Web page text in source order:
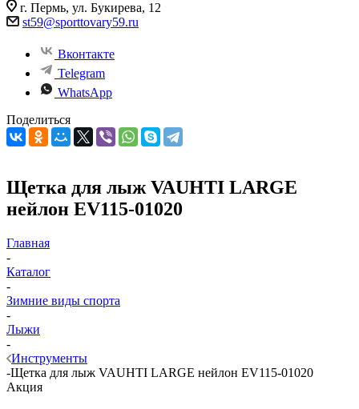
г. Пермь, ул. Букирева, 12
st59@sporttovary59.ru
Вконтакте
Telegram
WhatsApp
Поделиться
Щетка для лыж VAUHTI LARGE
нейлон EV115-01020
Главная
-
Каталог
-
Зимние виды спорта
-
Лыжи
-
Инструменты
-Щетка для лыж VAUHTI LARGE нейлон EV115-01020
Акция